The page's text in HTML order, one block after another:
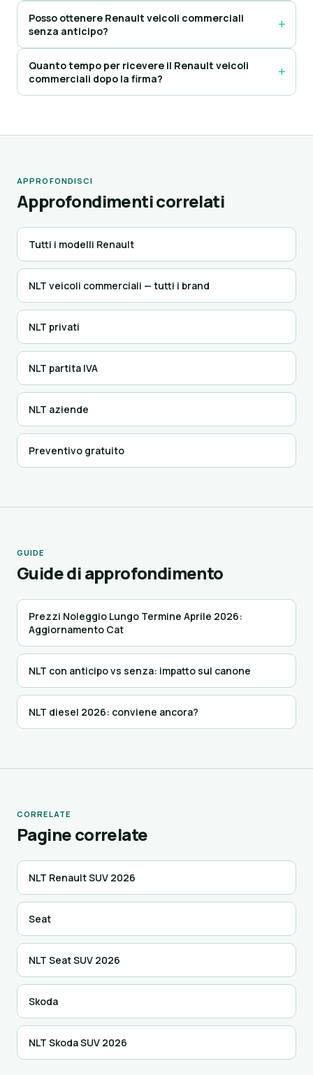
Posso ottenere Renault veicoli commerciali
senza anticipo?
Quanto tempo per ricevere il Renault veicoli
commerciali dopo la firma?
APPROFONDISCI
Approfondimenti correlati
Tutti i modelli Renault
NLT veicoli commerciali — tutti i brand
NLT privati
NLT partita IVA
NLT aziende
Preventivo gratuito
GUIDE
Guide di approfondimento
Prezzi Noleggio Lungo Termine Aprile 2026:
Aggiornamento Cat
NLT con anticipo vs senza: impatto sul canone
NLT diesel 2026: conviene ancora?
CORRELATE
Pagine correlate
NLT Renault SUV 2026
Seat
NLT Seat SUV 2026
Skoda
NLT Skoda SUV 2026